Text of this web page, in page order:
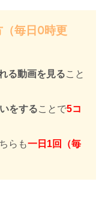
毎日0時更
る動画を見ること
をすることで5コ
らも一日1回（毎